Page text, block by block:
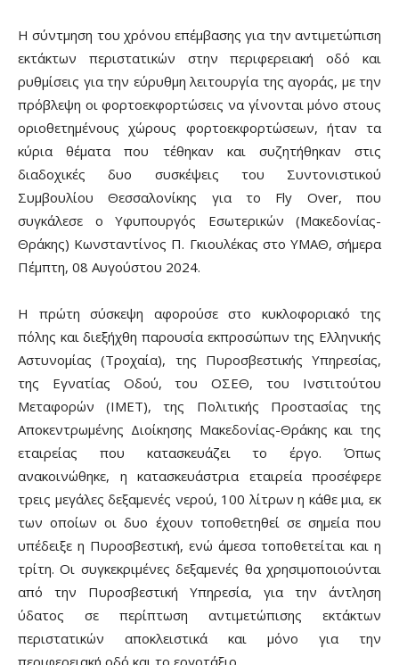
Η σύντμηση του χρόνου επέμβασης για την αντιμετώπιση
εκτάκτων περιστατικών στην περιφερειακή οδό και
ρυθμίσεις για την εύρυθμη λειτουργία της αγοράς, με την
πρόβλεψη οι φορτοεκφορτώσεις να γίνονται μόνο στους
οριοθετημένους χώρους φορτοεκφορτώσεων, ήταν τα
κύρια θέματα που τέθηκαν και συζητήθηκαν στις
διαδοχικές δυο συσκέψεις του Συντονιστικού
Συμβουλίου Θεσσαλονίκης για το Fly Over, που
συγκάλεσε ο Υφυπουργός Εσωτερικών (Μακεδονίας-
Θράκης) Κωνσταντίνος Π. Γκιουλέκας στο ΥΜΑΘ, σήμερα
Πέμπτη, 08 Αυγούστου 2024.
Η πρώτη σύσκεψη αφορούσε στο κυκλοφοριακό της
πόλης και διεξήχθη παρουσία εκπροσώπων της Ελληνικής
Αστυνομίας (Τροχαία), της Πυροσβεστικής Υπηρεσίας,
της Εγνατίας Οδού, του ΟΣΕΘ, του Ινστιτούτου
Μεταφορών (ΙΜΕΤ), της Πολιτικής Προστασίας της
Αποκεντρωμένης Διοίκησης Μακεδονίας-Θράκης και της
εταιρείας που κατασκευάζει το έργο. Όπως
ανακοινώθηκε, η κατασκευάστρια εταιρεία προσέφερε
τρεις μεγάλες δεξαμενές νερού, 100 λίτρων η κάθε μια, εκ
των οποίων οι δυο έχουν τοποθετηθεί σε σημεία που
υπέδειξε η Πυροσβεστική, ενώ άμεσα τοποθετείται και η
τρίτη. Οι συγκεκριμένες δεξαμενές θα χρησιμοποιούνται
από την Πυροσβεστική Υπηρεσία, για την άντληση
ύδατος σε περίπτωση αντιμετώπισης εκτάκτων
περιστατικών αποκλειστικά και μόνο για την
περιφερειακή οδό και το εργοτάξιο.